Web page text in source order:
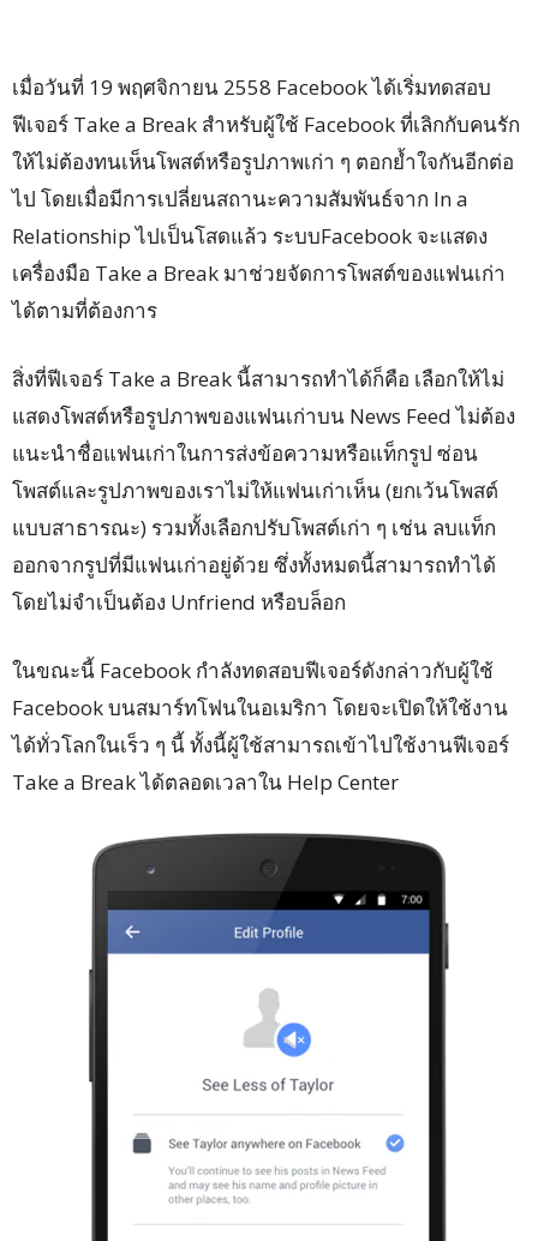
เมื่อวันที่ 19 พฤศจิกายน 2558 Facebook ได้เริ่มทดสอบ
ฟีเจอร์ Take a Break สำหรับผู้ใช้ Facebook ที่เลิกกับคนรัก
ให้ไม่ต้องทนเห็นโพสต์หรือรูปภาพเก่า ๆ ตอกย้ำใจกันอีกต่อ
ไป โดยเมื่อมีการเปลี่ยนสถานะความสัมพันธ์จาก In a
Relationship ไปเป็นโสดแล้ว ระบบFacebook จะแสดง
เครื่องมือ Take a Break มาช่วยจัดการโพสต์ของแฟนเก่า
ได้ตามที่ต้องการ
สิ่งที่ฟีเจอร์ Take a Break นี้สามารถทำได้ก็คือ เลือกให้ไม่
แสดงโพสต์หรือรูปภาพของแฟนเก่าบน News Feed ไม่ต้อง
แนะนำชื่อแฟนเก่าในการส่งข้อความหรือแท็กรูป ซ่อน
โพสต์และรูปภาพของเราไม่ให้แฟนเก่าเห็น (ยกเว้นโพสต์
แบบสาธารณะ) รวมทั้งเลือกปรับโพสต์เก่า ๆ เช่น ลบแท็ก
ออกจากรูปที่มีแฟนเก่าอยู่ด้วย ซึ่งทั้งหมดนี้สามารถทำได้
โดยไม่จำเป็นต้อง Unfriend หรือบล็อก
ในขณะนี้ Facebook กำลังทดสอบฟีเจอร์ดังกล่าวกับผู้ใช้
Facebook บนสมาร์ทโฟนในอเมริกา โดยจะเปิดให้ใช้งาน
ได้ทั่วโลกในเร็ว ๆ นี้ ทั้งนี้ผู้ใช้สามารถเข้าไปใช้งานฟีเจอร์
Take a Break ได้ตลอดเวลาใน Help Center